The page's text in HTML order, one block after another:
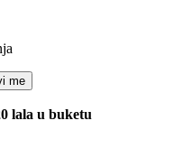
me
lala u buketu